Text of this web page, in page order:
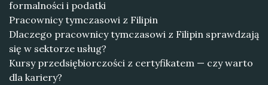
formalności i podatki
Pracownicy tymczasowi z Filipin
Dlaczego pracownicy tymczasowi z Filipin sprawdzają
się w sektorze usług?
Kursy przedsiębiorczości z certyfikatem — czy warto
dla kariery?